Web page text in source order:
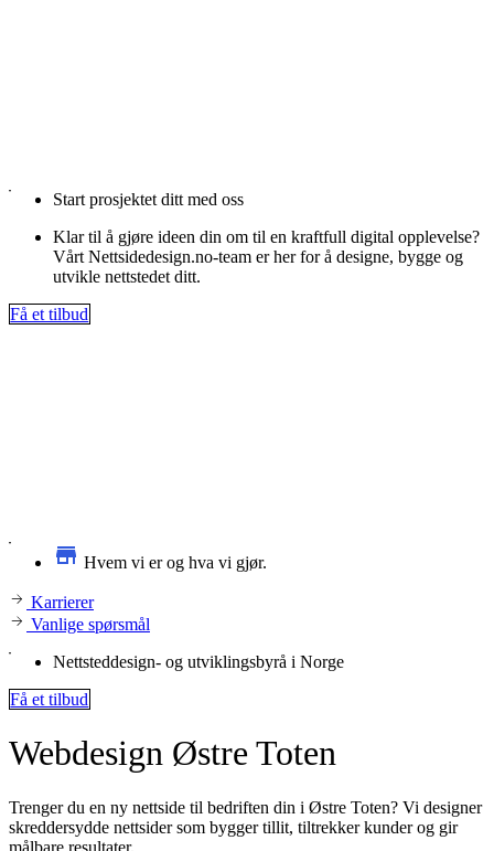
Start prosjektet ditt med oss
Klar til å gjøre ideen din om til en kraftfull digital opplevelse?
Vårt Nettsidedesign.no-team er her for å designe, bygge og
utvikle nettstedet ditt.
Få et tilbud
Hvem vi er og hva vi gjør.
Karrierer
Vanlige spørsmål
Nettsteddesign- og utviklingsbyrå i Norge
Få et tilbud
Webdesign Østre Toten
Trenger du en ny nettside til bedriften din i Østre Toten? Vi designer
skreddersydde nettsider som bygger tillit, tiltrekker kunder og gir
målbare resultater.